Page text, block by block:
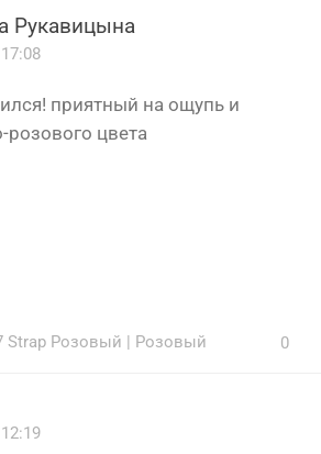
Рукавицына
приятный на ощупь и
цвета
Strap Розовый | Розовый 0